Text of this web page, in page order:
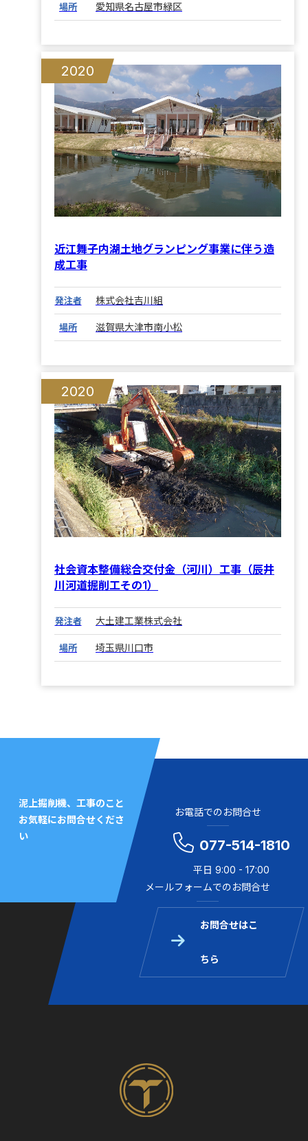
場所 愛知県名古屋市緑区
2020
近江舞子内湖土地グランピング事業に伴う造
成工事
発注者 株式会社吉川組
場所 滋賀県大津市南小松
2020
社会資本整備総合交付金（河川）工事（辰井
川河道掘削工その1）
発注者 大土建工業株式会社
場所 埼玉県川口市
泥上掘削機、工事のこと
お気軽にお問合せくださ
い
お電話でのお問合せ
077-514-1810
平日 9:00 - 17:00
メールフォームでのお問合せ
お問合せはこ
ちら